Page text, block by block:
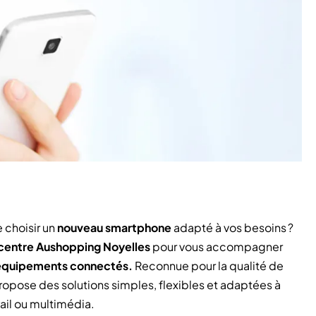
choisir unnouveau smartphoneadapté à vos besoins ?
Aushopping Noyellespour vous accompagner
connectés. Reconnue pour la qualité de
des solutions simples, flexibles et adaptées à
ou multimédia.